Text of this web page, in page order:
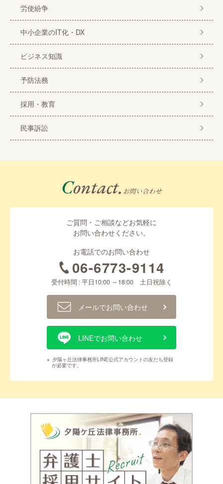
労使紛争
中小企業のIT化・DX
ビジネス知識
予防法務
採用・教育
民事訴訟
Contact. お問い合わせ
ご質問・ご相談などお気軽に
お問い合わせください。
お電話でのお問い合わせ
06-6773-9114
受付時間 : 平日10:00 ～18:00 土日祝除く
メールでお問い合わせ
LINEでお問い合わせ
※ 夕陽ヶ丘法律事務所LINE公式アカウントの友だち登録
が必要です。